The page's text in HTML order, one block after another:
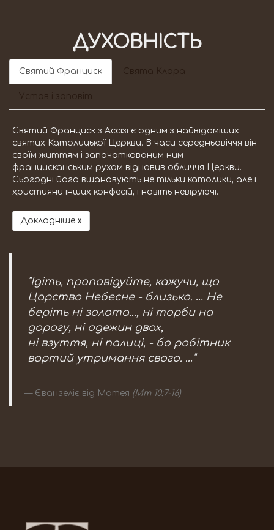
ДУХОВНІСТЬ
Святий Франциск Свята Клара
Устав і заповіт
Святий Франциск з Ассізі є одним з найвідоміших
святих Католицької Церкви. В часи середньовіччя він
своїм життям і започаткованим ним
францисканським рухом відновив обличчя Церкви.
Сьогодні його вшановують не тільки католики, але і
християни інших конфесій, і навіть невіруючі.
Докладніше »
"Ідіть, проповідуйте, кажучи, що
Царство Небесне - близько. … Не
беріть ні золота..., ні торби на
дорогу, ні одежин двох,
ні взуття, ні палиці, - бо робітник
вартий утримання свого. …"
Євангеліє від Матея (Мт 10:7-16)